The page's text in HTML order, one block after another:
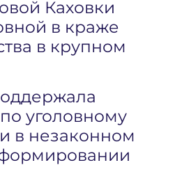
Каховки
в краже
в крупном
уголовному
в незаконном